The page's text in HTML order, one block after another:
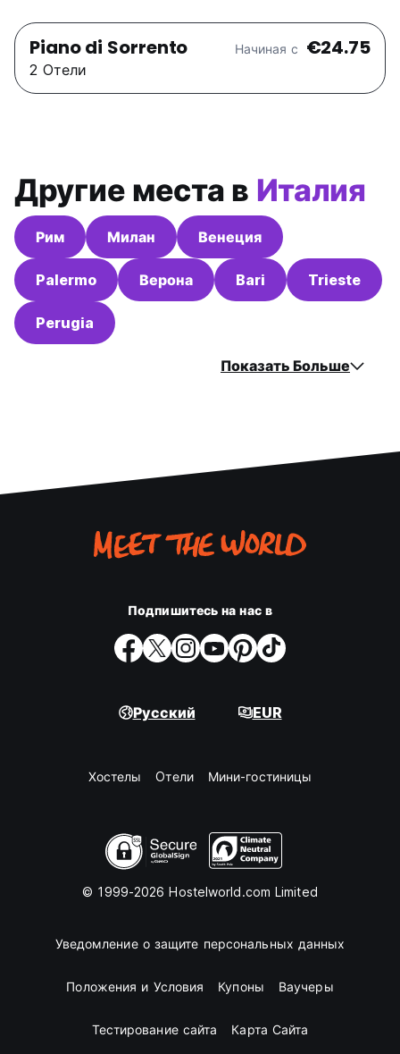
Piano di Sorrento Начиная с €24.75
2 Oтели
Другие места в Италия
Рим Милан Венеция
Palermo Верона Bari Trieste
Perugia
Показать Больше
Подпишитесь на нас в
Русский EUR
Хостелы Oтели Мини-гостиницы
© 1999-2026 Hostelworld.com Limited
Уведомление о защите персональных данных
Положения и Условия Купоны Ваучеры
Тестирование сайта Карта Сайта